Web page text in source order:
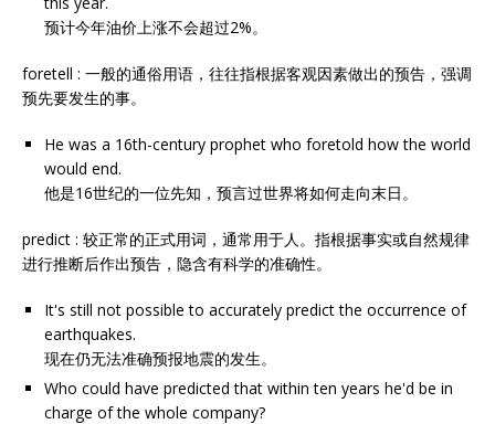
预计今年油价上涨不会超过2%。
foretell : 一般的通俗用语，往往指根据客观因素做出的预告，强调
预先要发生的事。
He was a 16th-century prophet who foretold how the world
would end.
他是16世纪的一位先知，预言过世界将如何走向末日。
predict : 较正常的正式用词，通常用于人。指根据事实或自然规律
进行推断后作出预告，隐含有科学的准确性。
It's still not possible to accurately predict the occurrence of
earthquakes.
现在仍无法准确预报地震的发生。
Who could have predicted that within ten years he'd be in
charge of the whole company?